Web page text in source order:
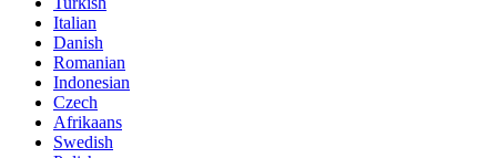
Italian
Danish
Romanian
Indonesian
Czech
Afrikaans
Swedish